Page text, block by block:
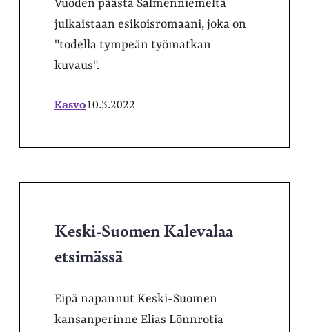
Vuoden päästä Salmenniemeltä
julkaistaan esikoisromaani, joka on
"todella tympeän työmatkan
kuvaus".
Kasvo10.3.2022
Keski-Suomen Kalevalaa
etsimässä
Eipä napannut Keski-Suomen
kansanperinne Elias Lönnrotia